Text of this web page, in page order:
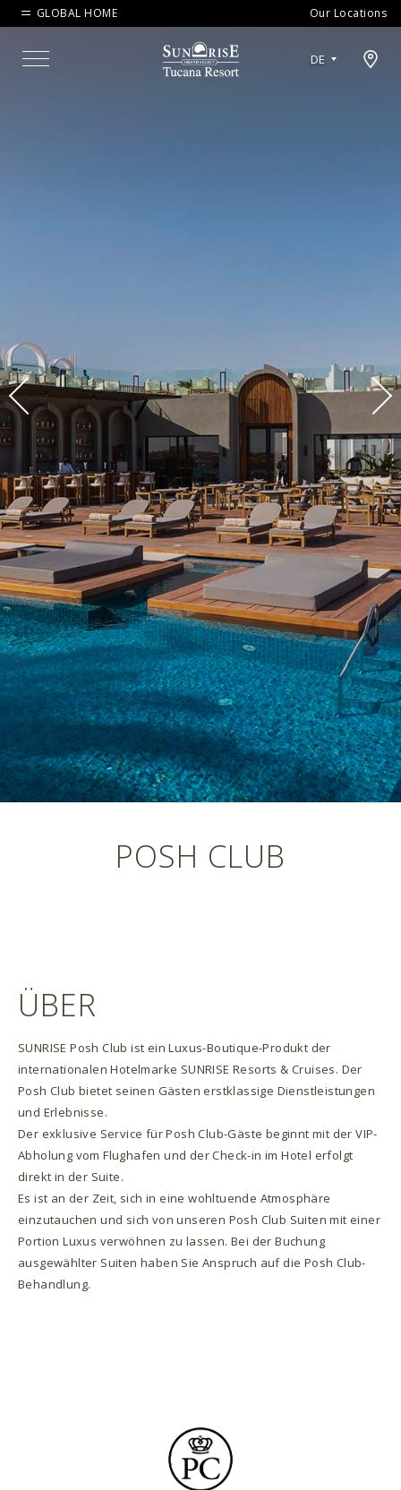
GLOBAL HOME Our Locations
Menu
DE
Open map modal
POSH CLUB
ÜBER
SUNRISE Posh Club ist ein Luxus-Boutique-Produkt der
internationalen Hotelmarke SUNRISE Resorts & Cruises. Der
Posh Club bietet seinen Gästen erstklassige Dienstleistungen
und Erlebnisse.
Der exklusive Service für Posh Club-Gäste beginnt mit der VIP-
Abholung vom Flughafen und der Check-in im Hotel erfolgt
direkt in der Suite.
Es ist an der Zeit, sich in eine wohltuende Atmosphäre
einzutauchen und sich von unseren Posh Club Suiten mit einer
Portion Luxus verwöhnen zu lassen. Bei der Buchung
ausgewählter Suiten haben Sie Anspruch auf die Posh Club-
Behandlung.